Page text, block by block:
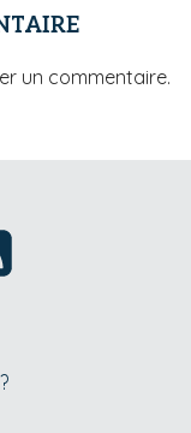
un commentaire.